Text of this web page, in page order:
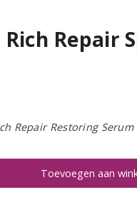
Rich Repair
Repair Restoring Serum
Toevoegen aan